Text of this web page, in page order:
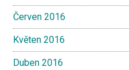
Červen 2016
Květen 2016
Duben 2016